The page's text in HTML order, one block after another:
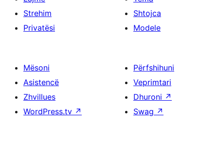
description
Strehim
Privatësi
Shtojca
Modele
Mësoni
Asistencë
Zhvillues
WordPress.tv ↗
Përfshihuni
Veprimtari
Dhuroni ↗
Swag ↗